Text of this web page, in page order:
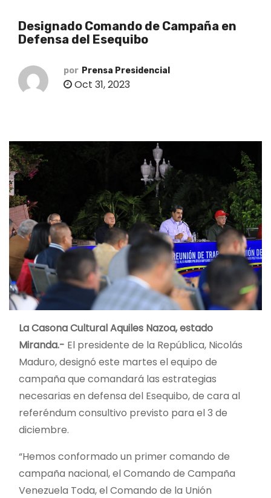
Designado Comando de Campaña en
Defensa del Esequibo
por Prensa Presidencial
Oct 31, 2023
La Casona Cultural Aquiles Nazoa, estado
Miranda.- El presidente de la República, Nicolás
Maduro, designó este martes el equipo de
campaña que comandará las estrategias
necesarias en defensa del Esequibo, de cara al
referéndum consultivo previsto para el 3 de
diciembre.
“Hemos conformado un primer comando de
campaña nacional, el Comando de Campaña
Venezuela Toda, el Comando de la Unión